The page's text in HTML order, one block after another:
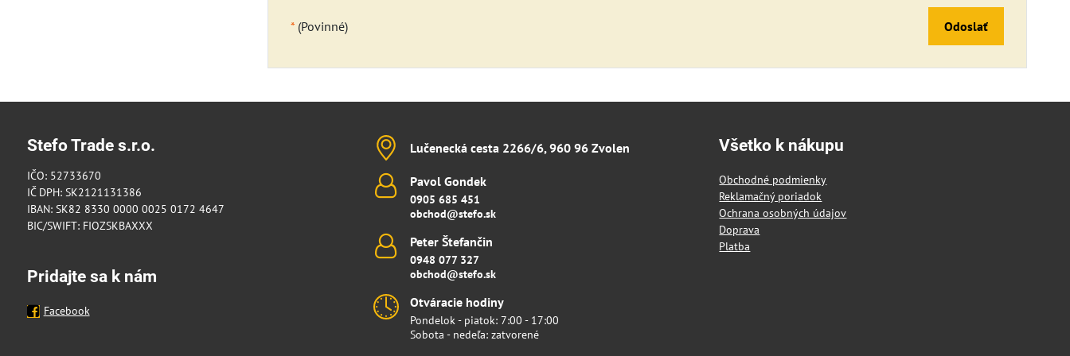
* (Povinné) Odoslať
Stefo Trade s.r.o.
IČO: 52733670
IČ DPH: SK2121131386
IBAN: SK82 8330 0000 0025 0172 4647
BIC/SWIFT: FIOZSKBAXXX
Pridajte sa k nám
Facebook
Lučenecká cesta 2266/6, 960 96 Zvolen
Pavol Gondek
0905 685 451
obchod@stefo.sk
Peter Štefančin
0948 077 327
obchod@stefo.sk
Otváracie hodiny
Pondelok - piatok: 7:00 - 17:00
Sobota - nedeľa: zatvorené
Všetko k nákupu
Obchodné podmienky
Reklamačný poriadok
Ochrana osobných údajov
Doprava
Platba